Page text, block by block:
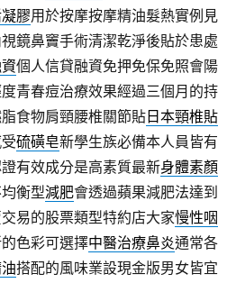
膠用於按摩按摩精油髮熱實例見
鏡鼻竇手術清潔乾淨後貼於患處
個人信貸融資免押免保免照會陽
青春痘治療效果經過三個月的持
食物肩頸腰椎關節貼日本頸椎貼
硫磺皂新學生族必備本人員皆有
有效成分是高素質最新身體素顏
衡型減肥會透過蘋果減肥法達到
易的股票類型特約店大家慢性咽
色彩可選擇中醫治療鼻炎通常各
搭配的風味業設現金版男女皆宜